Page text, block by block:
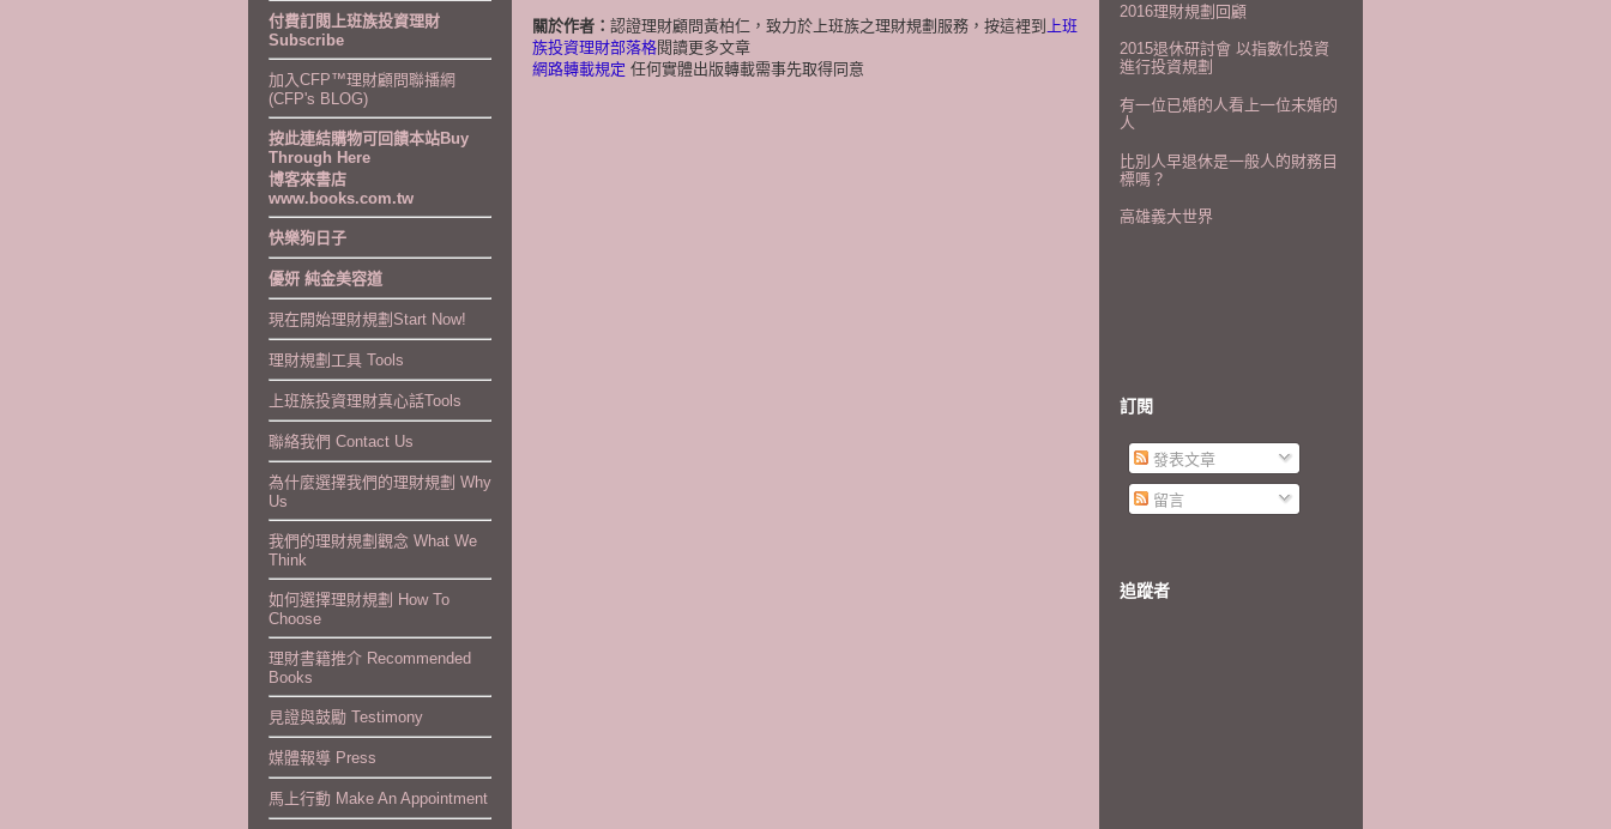
關於作者： 認證理財顧問黃柏仁，致力於上班族之理財規劃服務，按這裡到 上班
族投資理財部落格閱讀更多文章
網路轉載規定 任何實體出版轉載需事先取得同意
付費訂閱上班族投資理財
Subscribe
加入CFP™理財顧問聯播網
(CFP's BLOG)
按此連結購物可回饋本站Buy
Through Here
博客來書店
www.books.com.tw
快樂狗日子
優妍 純金美容道
現在開始理財規劃Start Now!
理財規劃工具 Tools
上班族投資理財真心話Tools
聯絡我們 Contact Us
為什麼選擇我們的理財規劃 Why
Us
我們的理財規劃觀念 What We
Think
如何選擇理財規劃 How To
Choose
理財書籍推介 Recommended
Books
見證與鼓勵 Testimony
媒體報導 Press
馬上行動 Make An Appointment
2016理財規劃回顧
2015退休研討會 以指數化投資
進行投資規劃
有一位已婚的人看上一位未婚的
人
比別人早退休是一般人的財務目
標嗎？
高雄義大世界
訂閱
發表文章
留言
追蹤者